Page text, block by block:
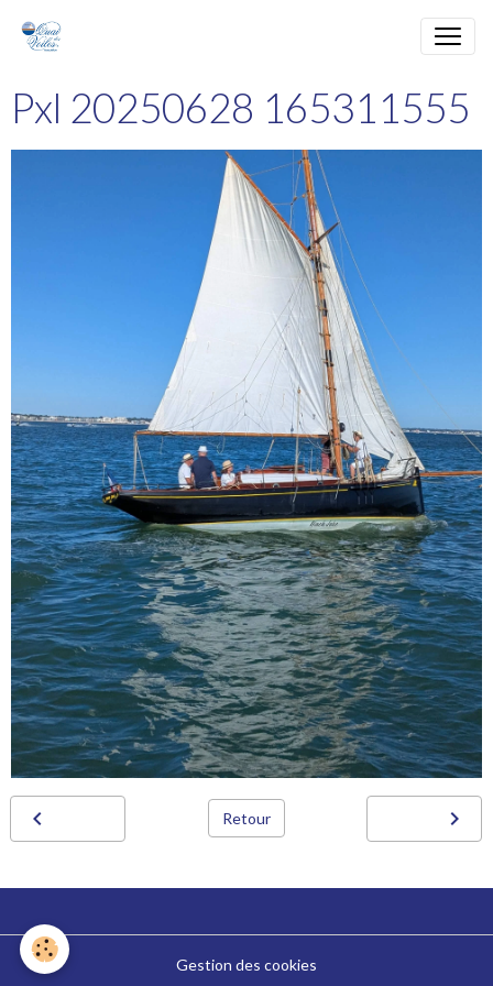
Pxl 20250628 165311555
Retour
Gestion des cookies